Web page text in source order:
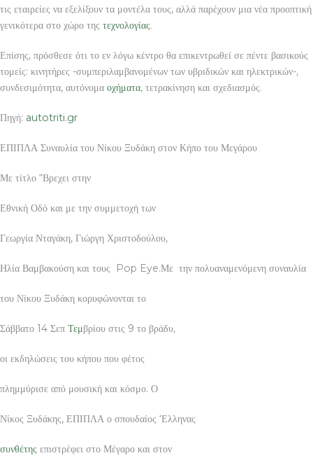
τις εταιρείες να εξελίξουν τα μοντέλα τους, αλλά παρέχουν μια νέα προοπτική
γενικότερα στο χώρο της τεχνολογίας.
Επίσης, πρόσθεσε ότι το εν λόγω κέντρο θα επικεντρωθεί σε πέντε βασικούς
τομείς: κινητήρες -συμπεριλαμβανομένων των υβριδικών και ηλεκτρικών-,
συνδεσιμότητα, αυτόνομα οχήματα, τετρακίνηση και σχεδιασμός.
Πηγή: autotriti.gr
ΕΠΙΠΛΑ Συναυλία του Νίκου Ξυδάκη στον Κήπο του Μεγάρου
Με τίτλο “Βρεχει στην
Εθνική Οδό και με την συμμετοχή των
Γεωργία Νταγάκη, Γιώργη Χριστοδούλου,
Ηλία Βαμβακούση και τους Pop Eye.Με την πολυαναμενόμενη συναυλία
του Νίκου Ξυδάκη κορυφώνονται το
Σάββατο 14 Σεπ Τεμβρίου στις 9 το βράδυ,
οι εκδηλώσεις του κήπου που φέτος
πλημμύρισε από μουσική και κόσμο. Ο
Νίκος Ξυδάκης, ΕΠΙΠΛΑ ο σπουδαίος ‘Ελληνας
συνθέτης επιστρέφει στο Μέγαρο και στον